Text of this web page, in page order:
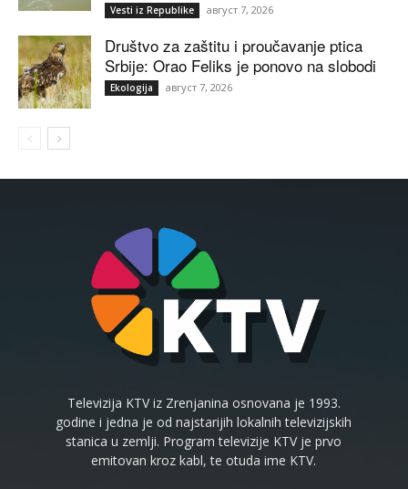
Vesti iz Republike август 7, 2026
Društvo za zaštitu i proučavanje ptica
Srbije: Orao Feliks je ponovo na slobodi
Ekologija август 7, 2026
Televizija KTV iz Zrenjanina osnovana je 1993.
godine i jedna je od najstarijih lokalnih televizijskih
stanica u zemlji. Program televizije KTV je prvo
emitovan kroz kabl, te otuda ime KTV.